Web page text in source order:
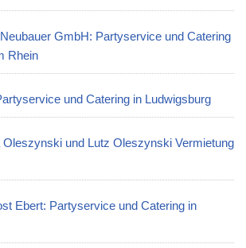
GmbH: Partyservice und Catering
Rhein
und Catering in Ludwigsburg
Oleszynski und Lutz Oleszynski Vermietung
Ebert: Partyservice und Catering in